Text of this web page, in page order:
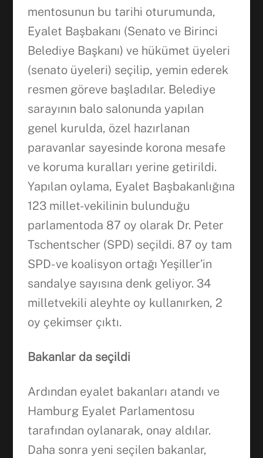
mentosunun bu tarihi oturumunda,
Eyalet Başbakanı (Senato ve Birinci
Belediye Başkanı) ve hükümet üyeleri
(senato üyeleri) seçilip, yemin ederek
resmen göreve başladılar. Belediye
sarayının balo salonunda yapılan
genel kurulda, özel hazırlanan
paravanlar sayesinde korona mesafe
ve koruma kuralları yerine getirildi.
Yapılan oylama, Eyalet Başbakanlığına
123 millet-vekilinin bulunduğu
parlamentoda 87 oy olarak Dr. Peter
Tschentscher (SPD) seçildi. 87 oy tam
SPD- ve koalisyon ortağı Yeşiller’in
sandalye sayısına denk geliyor. 34
milletvekili aleyhte oy kullanırken, 2
oy çekimser çıktı.
Bakanlar da seçildi
Ardından eyalet bakanları atandı ve
Hamburg Eyalet Parlamentosu
tarafından oylanarak, onay aldılar.
Daha sonra yeni seçilen bakanlar,